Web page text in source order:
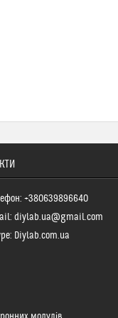
+380639896640
diylab.ua@gmail.com
Diylab.com.ua